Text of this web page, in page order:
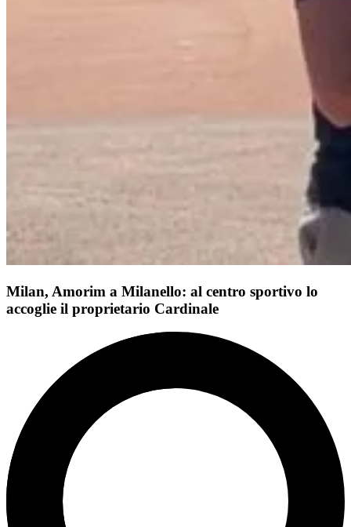
Milan, Amorim a Milanello: al centro sportivo lo
accoglie il proprietario Cardinale